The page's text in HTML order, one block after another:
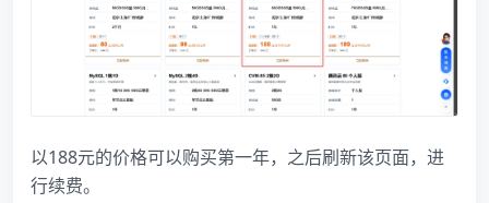
以188元的价格可以购买第一年，之后刷新该页面，进
行续费。